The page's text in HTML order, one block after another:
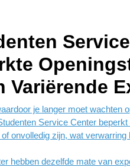
Variërende
je langer moet wachten
Service Center beperkt
onvolledig zijn, wat
hebben dezelfde mate van